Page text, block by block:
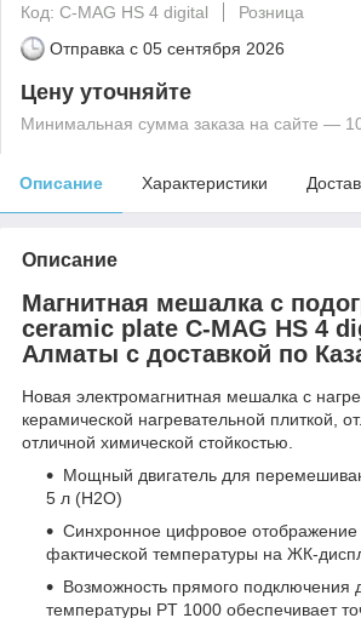
Код: C-MAG HS 4 digital
Розница
Отправка с 05 сентября 2026
Цену уточняйте
Минимальная сумма заказа на сайте —
Описание Характеристики
Описание
Магнитная мешалка с
ceramic plate C-MAG HS 4
Алматы с доставкой по
Новая электромагнитная мешалка с
керамической нагревательной плиткой,
отличной химической стойкостью.
Мощный двигатель для
5 л (H2O)
Синхронное цифровое отображение
фактической температуры на ЖК-
Возможность прямого подключения
температуры PT 1000 обеспечивает